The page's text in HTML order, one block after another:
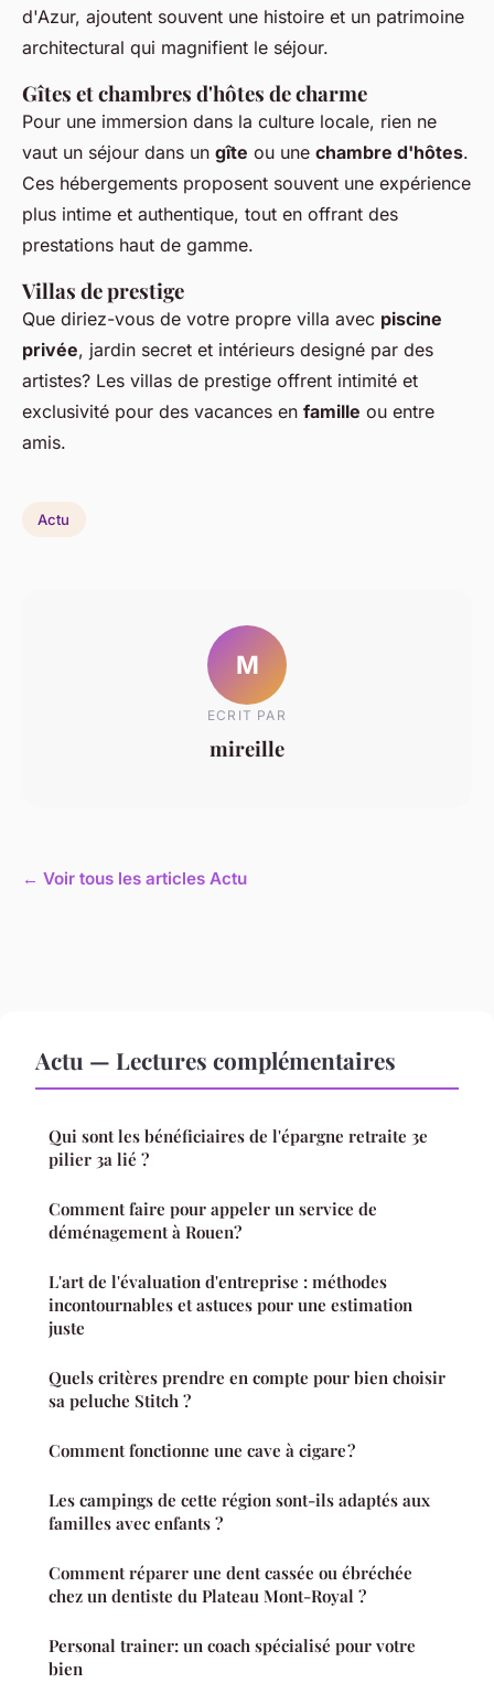
d'Azur, ajoutent souvent une histoire et un patrimoine
architectural qui magnifient le séjour.
Gîtes et chambres d'hôtes de charme
Pour une immersion dans la culture locale, rien ne
vaut un séjour dans un gîte ou une chambre d'hôtes.
Ces hébergements proposent souvent une expérience
plus intime et authentique, tout en offrant des
prestations haut de gamme.
Villas de prestige
Que diriez-vous de votre propre villa avec piscine
privée, jardin secret et intérieurs designé par des
artistes? Les villas de prestige offrent intimité et
exclusivité pour des vacances en famille ou entre
amis.
Actu
M
ECRIT PAR
mireille
← Voir tous les articles Actu
Actu — Lectures complémentaires
Qui sont les bénéficiaires de l'épargne retraite 3e
pilier 3a lié ?
Comment faire pour appeler un service de
déménagement à Rouen?
L'art de l'évaluation d'entreprise : méthodes
incontournables et astuces pour une estimation
juste
Quels critères prendre en compte pour bien choisir
sa peluche Stitch ?
Comment fonctionne une cave à cigare ?
Les campings de cette région sont-ils adaptés aux
familles avec enfants ?
Comment réparer une dent cassée ou ébréchée
chez un dentiste du Plateau Mont-Royal ?
Personal trainer: un coach spécialisé pour votre
bien